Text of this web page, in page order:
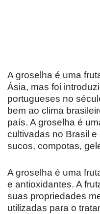
A groselha é uma
Ásia, mas foi
portugueses no
bem ao clima
país. A groselha é
cultivadas no Brasil
sucos, compotas,
A groselha é uma
e antioxidantes. A
suas propriedades
utilizadas para o